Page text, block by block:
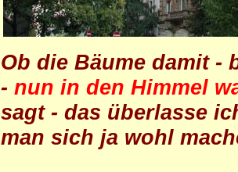
Ob die Bäume damit -
- nun in den Himmel
sagt - das überlasse
man sich ja wohl